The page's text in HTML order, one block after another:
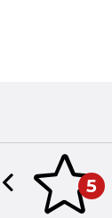
5
Previous slide